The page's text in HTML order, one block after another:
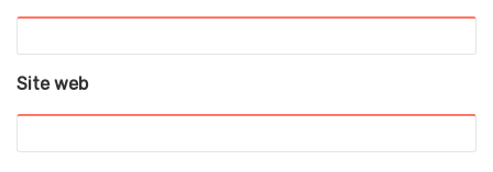
Site web